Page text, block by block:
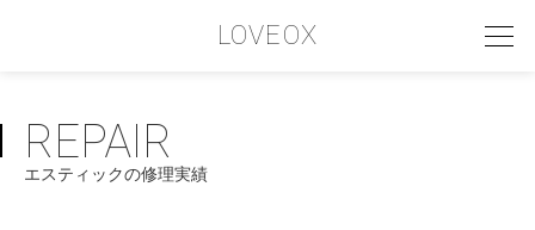
LOVEOX
PHILOSOPHY
フィロソフィー
REPAIR
エスティックの修理実績